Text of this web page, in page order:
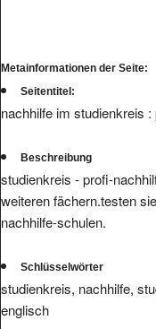
Metainformationen der Seite:
Seitentitel:
nachhilfe im studienkreis
Beschreibung
studienkreis - profi-
weiteren fächern.testen
nachhilfe-schulen.
Schlüsselwörter
studienkreis, nachhilfe,
englisch